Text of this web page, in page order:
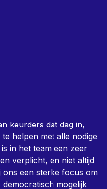
keurders dat dag in,
helpen met alle nodige
in het team een zeer
verplicht, en niet altijd
ons een sterke focus om
mogelijk